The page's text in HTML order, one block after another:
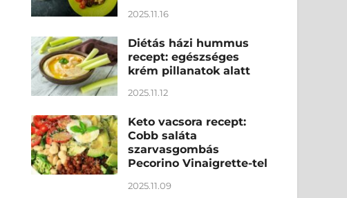
2025.11.16
Diétás házi hummus
recept: egészséges
krém pillanatok alatt
2025.11.12
Keto vacsora recept:
Cobb saláta
szarvasgombás
Pecorino Vinaigrette-tel
2025.11.09